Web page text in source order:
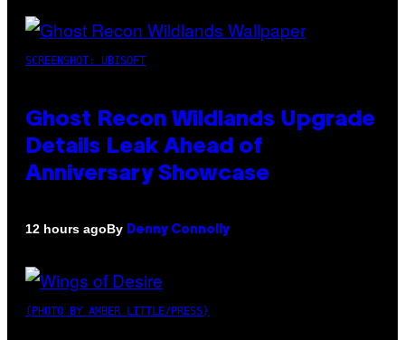
SCREENSHOT: UBISOFT
Ghost Recon Wildlands Upgrade
Details Leak Ahead of
Anniversary Showcase
12 hours agoBy Denny Connolly
(PHOTO BY AMBER LITTLE/PRESS)